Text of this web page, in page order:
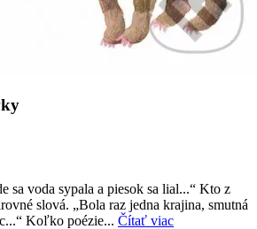
sa voda sypala a piesok sa lial...“ Kto z
slová. „Bola raz jedna krajina, smutná
Koľko poézie... Čítať viac